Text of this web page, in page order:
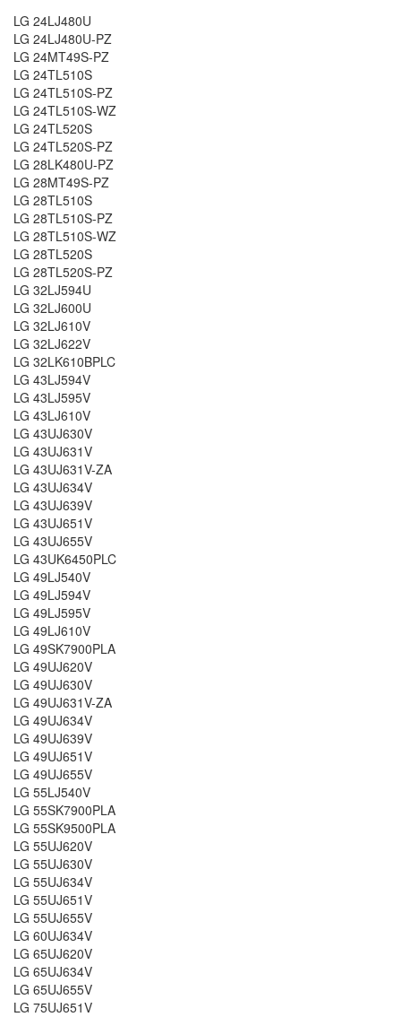
LG 24LJ480U
LG 24LJ480U-PZ
LG 24MT49S-PZ
LG 24TL510S
LG 24TL510S-PZ
LG 24TL510S-WZ
LG 24TL520S
LG 24TL520S-PZ
LG 28LK480U-PZ
LG 28MT49S-PZ
LG 28TL510S
LG 28TL510S-PZ
LG 28TL510S-WZ
LG 28TL520S
LG 28TL520S-PZ
LG 32LJ594U
LG 32LJ600U
LG 32LJ610V
LG 32LJ622V
LG 32LK610BPLC
LG 43LJ594V
LG 43LJ595V
LG 43LJ610V
LG 43UJ630V
LG 43UJ631V
LG 43UJ631V-ZA
LG 43UJ634V
LG 43UJ639V
LG 43UJ651V
LG 43UJ655V
LG 43UK6450PLC
LG 49LJ540V
LG 49LJ594V
LG 49LJ595V
LG 49LJ610V
LG 49SK7900PLA
LG 49UJ620V
LG 49UJ630V
LG 49UJ631V-ZA
LG 49UJ634V
LG 49UJ639V
LG 49UJ651V
LG 49UJ655V
LG 55LJ540V
LG 55SK7900PLA
LG 55SK9500PLA
LG 55UJ620V
LG 55UJ630V
LG 55UJ634V
LG 55UJ651V
LG 55UJ655V
LG 60UJ634V
LG 65UJ620V
LG 65UJ634V
LG 65UJ655V
LG 75UJ651V